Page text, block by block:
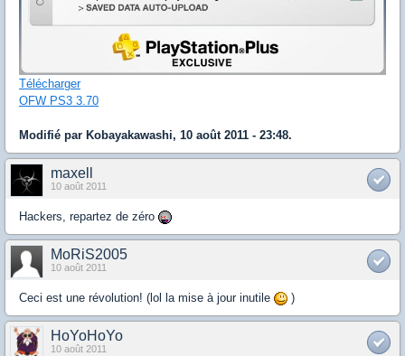
Télécharger
OFW PS3 3.70
Modifié par Kobayakawashi, 10 août 2011 - 23:48.
maxell
10 août 2011
Hackers, repartez de zéro
MoRiS2005
10 août 2011
Ceci est une révolution! (lol la mise à jour inutile )
HoYoHoYo
10 août 2011